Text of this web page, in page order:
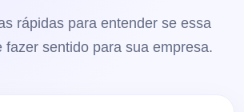
rápidas para entender se essa
fazer sentido para sua empresa.